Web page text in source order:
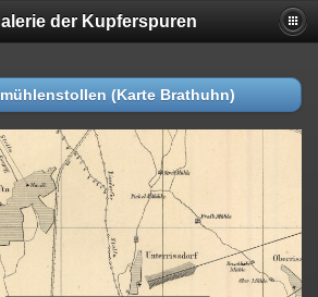
der Kupferspuren
(Karte Brathuhn)